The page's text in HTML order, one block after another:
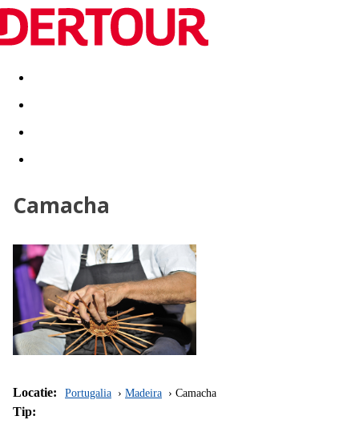
Destinatii Vacanta perfecta OFERTE DE NERATAT
Camacha
Locatie: Portugalia Madeira Camacha
Tip: